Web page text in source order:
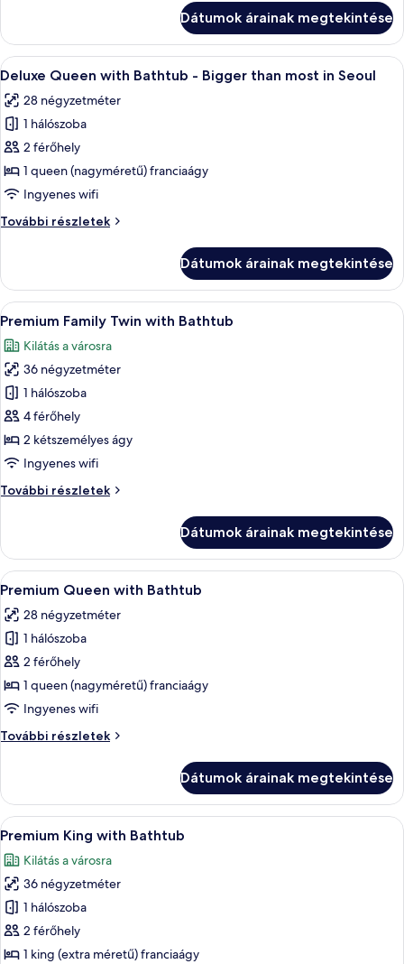
with
Bathtub
Bathtub
további
részletei
Dátumok árainak megtekintése
A
következő
szoba
összes
képének
megtekintése:
Deluxe
with
Bigger
than
most
in
Seoul
Egy szállodai szoba, amelyben egy
4
Deluxe Queen with Bathtub - Bigger than most in Seoul
28 négyzetméter
1 hálószoba
2 férőhely
1 queen (nagyméretű) franciaágy
Ingyenes wifi
További részletek
Deluxe
-
Bigger
than
in
Seoul
további
részletei
Dátumok árainak megtekintése
A
következő
szoba
összes
képének
megtekintése:
Premium
Family
Twin
with
Egy szállodai szoba, amelyben egy
3
Premium Family Twin with Bathtub
Kilátás a városra
36 négyzetméter
1 hálószoba
4 férőhely
2 kétszemélyes ágy
Ingyenes wifi
További részletek
Premium
Bathtub
további
részletei
Dátumok árainak megtekintése
A
következő
szoba
összes
képének
megtekintése:
Premium
with
Egy szállodai szoba, amelyben egy
4
Premium Queen with Bathtub
28 négyzetméter
1 hálószoba
2 férőhely
1 queen (nagyméretű) franciaágy
Ingyenes wifi
További részletek
Premium
további
részletei
Dátumok árainak megtekintése
A
következő
szoba
összes
képének
megtekintése:
Premium
Egy szállodai szoba, amelyben egy
3
Premium King with Bathtub
Kilátás a városra
36 négyzetméter
1 hálószoba
2 férőhely
1 king (extra méretű) franciaágy